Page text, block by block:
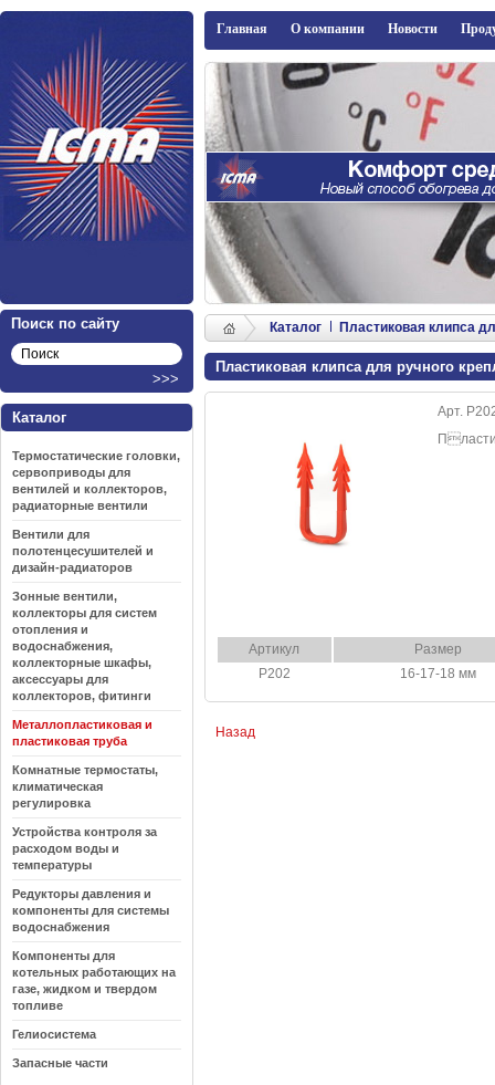
Каталог Пластиковая клипса
Пластиковая клипса для ручного
Арт.
Артикул
P202
Размер
16-17-18 мм
Назад
Каталог
Термостатические головки,
сервоприводы для
вентилей и коллекторов,
радиаторные вентили
Вентили для
полотенцесушителей и
дизайн-радиаторов
Зонные вентили,
коллекторы для систем
отопления и
водоснабжения,
коллекторные шкафы,
аксессуары для
коллекторов, фитинги
Металлопластиковая и
пластиковая труба
Комнатные термостаты,
климатическая
регулировка
Устройства контроля за
расходом воды и
температуры
Редукторы давления и
компоненты для системы
водоснабжения
Компоненты для
котельных работающих на
газе, жидком и твердом
топливе
Гелиосистема
Запасные части
ICMA
Главная О компании Новости
Поиск по сайту